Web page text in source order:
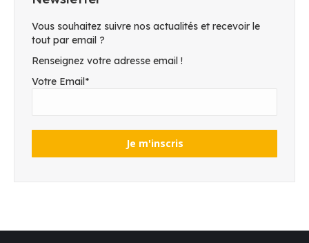
Vous souhaitez suivre nos actualités et recevoir le
tout par email ?
Renseignez votre adresse email !
Votre Email*